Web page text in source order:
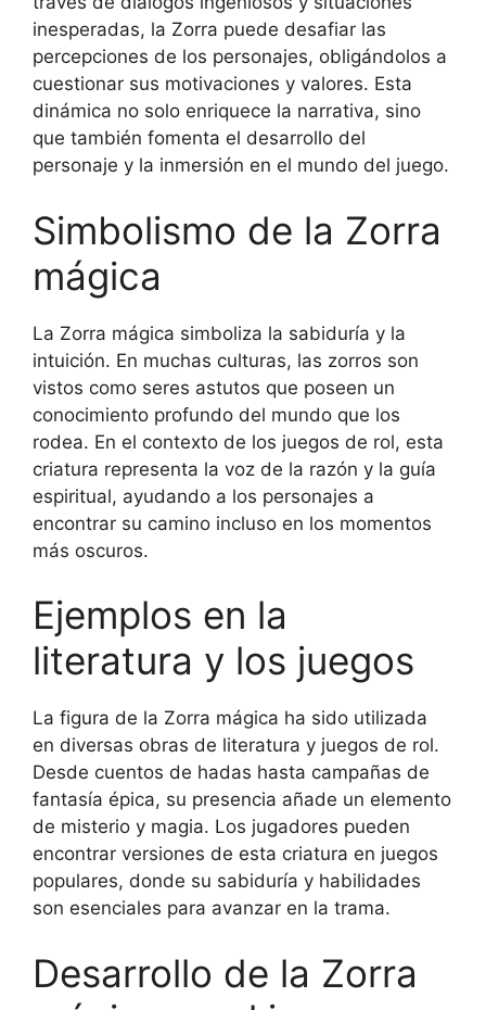
inesperadas, la Zorra puede desafiar las
percepciones de los personajes, obligándolos a
cuestionar sus motivaciones y valores. Esta
dinámica no solo enriquece la narrativa, sino
que también fomenta el desarrollo del
personaje y la inmersión en el mundo del juego.
Simbolismo de la Zorra
mágica
La Zorra mágica simboliza la sabiduría y la
intuición. En muchas culturas, las zorros son
vistos como seres astutos que poseen un
conocimiento profundo del mundo que los
rodea. En el contexto de los juegos de rol, esta
criatura representa la voz de la razón y la guía
espiritual, ayudando a los personajes a
encontrar su camino incluso en los momentos
más oscuros.
Ejemplos en la
literatura y los juegos
La figura de la Zorra mágica ha sido utilizada
en diversas obras de literatura y juegos de rol.
Desde cuentos de hadas hasta campañas de
fantasía épica, su presencia añade un elemento
de misterio y magia. Los jugadores pueden
encontrar versiones de esta criatura en juegos
populares, donde su sabiduría y habilidades
son esenciales para avanzar en la trama.
Desarrollo de la Zorra